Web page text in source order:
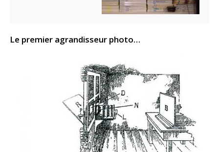
Le premier agrandisseur photo…